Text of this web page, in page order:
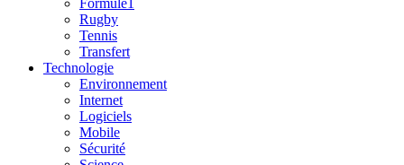
Formule1
Rugby
Tennis
Transfert
Technologie
Environnement
Internet
Logiciels
Mobile
Sécurité